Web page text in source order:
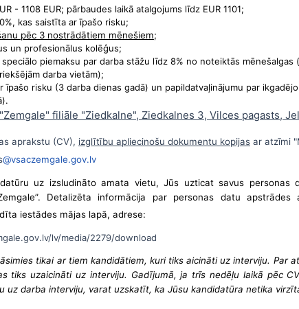
- 1108 EUR; pārbaudes laikā atalgojums līdz EUR 1101;
kas saistīta ar īpašo risku;
pēc 3 nostrādātiem mēnešiem;
un profesionālus kolēģus;
piemaksu par darba stāžu līdz 8% no noteiktās mēnešalgas
darba vietām);
īpašo risku (3 darba dienas gadā) un papildatvaļinājumu par
filiāle "Ziedkalne", Ziedkalnes 3, Vilces pagasts,
aprakstu (CV), izglītību apliecinošu dokumentu kopijas ar atzīmi
@vsaczemgale.gov.lv
uz izsludināto amata vietu, Jūs uzticat savus personas
Detalizēta informācija par personas datu apstrādes
iestādes mājas lapā, adrese:
lv/media/2279/download
tikai ar tiem kandidātiem, kuri tiks aicināti uz interviju. Par
tiks uzaicināti uz interviju. Gadījumā, ja trīs nedēļu laikā pēc
uz darba interviju, varat uzskatīt, ka Jūsu kandidatūra netika